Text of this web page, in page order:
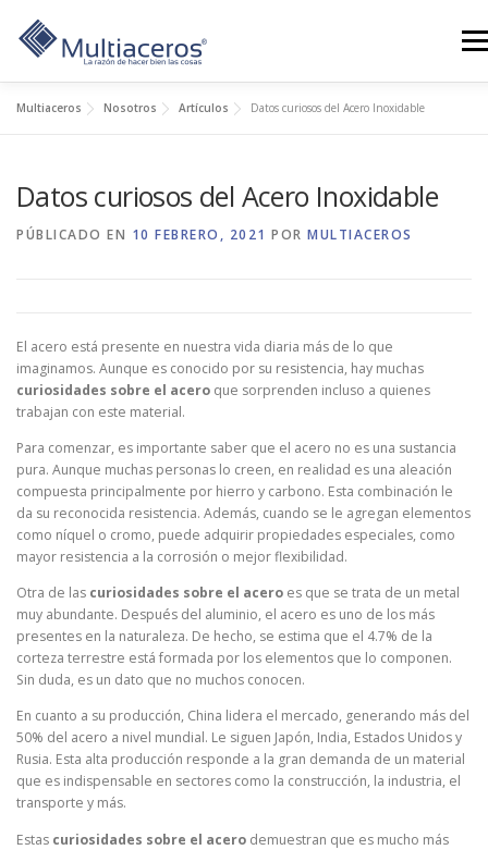
contenido
BLOG TIENDA NOSOTROS 0 PRODUCTOS
Multiaceros Nosotros Artículos Datos curiosos del Acero Inoxidable
Datos curiosos del Acero Inoxidable
PÚBLICADO EN 10 FEBRERO, 2021 POR MULTIACEROS
El acero está presente en nuestra vida diaria más de lo que
imaginamos. Aunque es conocido por su resistencia, hay muchas
curiosidades sobre el acero que sorprenden incluso a quienes
trabajan con este material.
Para comenzar, es importante saber que el acero no es una sustancia
pura. Aunque muchas personas lo creen, en realidad es una aleación
compuesta principalmente por hierro y carbono. Esta combinación le
da su reconocida resistencia. Además, cuando se le agregan elementos
como níquel o cromo, puede adquirir propiedades especiales, como
mayor resistencia a la corrosión o mejor flexibilidad.
Otra de las curiosidades sobre el acero es que se trata de un metal
muy abundante. Después del aluminio, el acero es uno de los más
presentes en la naturaleza. De hecho, se estima que el 4.7% de la
corteza terrestre está formada por los elementos que lo componen.
Sin duda, es un dato que no muchos conocen.
En cuanto a su producción, China lidera el mercado, generando más del
50% del acero a nivel mundial. Le siguen Japón, India, Estados Unidos y
Rusia. Esta alta producción responde a la gran demanda de un material
que es indispensable en sectores como la construcción, la industria, el
transporte y más.
Estas curiosidades sobre el acero demuestran que es mucho más